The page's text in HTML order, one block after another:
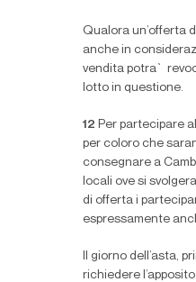
Qualora un’offerta
anche in
vendita potra`
lotto in questione.
12 Per partecipare
per coloro che
consegnare a
locali ove si
di offerta i
espressamente
Il giorno dell’asta,
richiedere